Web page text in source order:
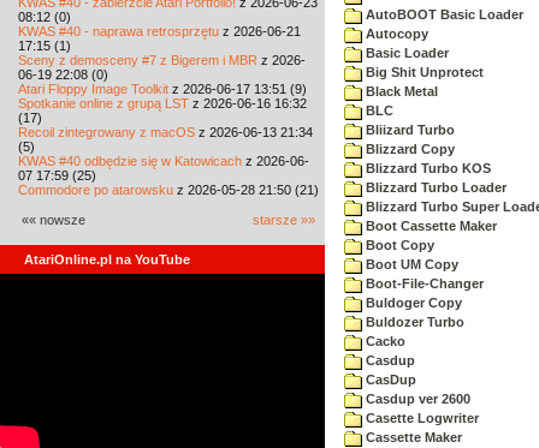
08:12 (0)
KWAS #40 - naprawa retrosprzętu z 2026-06-21
17:15 (1)
Sceny z demosceny #7 z Bigerem i MBR z 2026-
06-19 22:08 (0)
Atari Floppy Image Toolkit z 2026-06-17 13:51 (9)
Spotkanie online z grupą LST z 2026-06-16 16:32
(17)
Recoil zintegrowany z macOS z 2026-06-13 21:34
(5)
KWAS #40 odbędzie się w Katowicach z 2026-06-
07 17:59 (25)
Commodore po atarowsku z 2026-05-28 21:50 (21)
«« nowsze starsze »»
AtariOnline.pl na YouTube
AutoBOOT Basic Loader
Autocopy
Basic Loader
Big Shit Unprotect
Black Metal
BLC
Bliizard Turbo
Blizzard Copy
Blizzard Turbo KOS
Blizzard Turbo Loader
Blizzard Turbo Super
Boot Cassette Maker
Boot Copy
Boot UM Copy
Boot-File-Changer
Buldoger Copy
Buldozer Turbo
Cacko
Casdup
CasDup
Casdup ver 2600
Casette Logwriter
Cassette Maker